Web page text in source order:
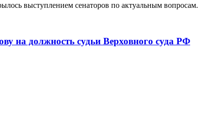
выступлением сенаторов по актуальным вопросам.
на должность судьи Верховного суда РФ